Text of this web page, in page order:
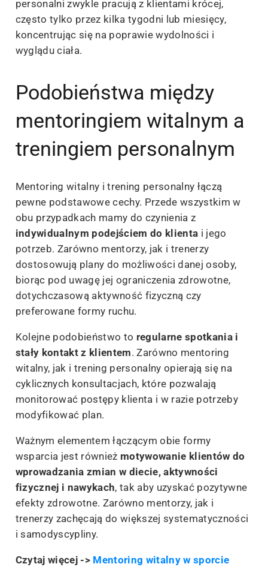
personalni zwykle pracują z klientami krócej,
często tylko przez kilka tygodni lub miesięcy,
koncentrując się na poprawie wydolności i
wyglądu ciała.
Podobieństwa między
mentoringiem witalnym a
treningiem personalnym
Mentoring witalny i trening personalny łączą
pewne podstawowe cechy. Przede wszystkim w
obu przypadkach mamy do czynienia z
indywidualnym podejściem do klienta i jego
potrzeb. Zarówno mentorzy, jak i trenerzy
dostosowują plany do możliwości danej osoby,
biorąc pod uwagę jej ograniczenia zdrowotne,
dotychczasową aktywność fizyczną czy
preferowane formy ruchu.
Kolejne podobieństwo to regularne spotkania i
stały kontakt z klientem. Zarówno mentoring
witalny, jak i trening personalny opierają się na
cyklicznych konsultacjach, które pozwalają
monitorować postępy klienta i w razie potrzeby
modyfikować plan.
Ważnym elementem łączącym obie formy
wsparcia jest również motywowanie klientów do
wprowadzania zmian w diecie, aktywności
fizycznej i nawykach, tak aby uzyskać pozytywne
efekty zdrowotne. Zarówno mentorzy, jak i
trenerzy zachęcają do większej systematyczności
i samodyscypliny.
Czytaj więcej -> Mentoring witalny w sporcie